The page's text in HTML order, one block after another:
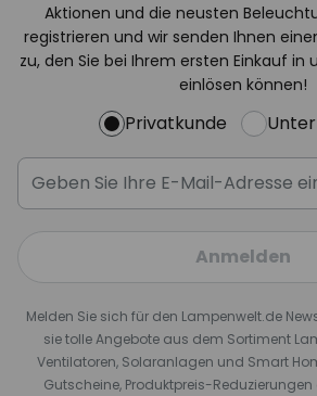
Aktionen und die neusten
registrieren und wir senden Ihnen
zu, den Sie bei Ihrem ersten Einkauf in
einlösen können!
Privatkunde
Anmelden
Melden Sie sich für den Lampenwelt.de
sie tolle Angebote aus dem Sortiment
Ventilatoren, Solaranlagen und Smart
Gutscheine, Produktpreis-Reduzierungen